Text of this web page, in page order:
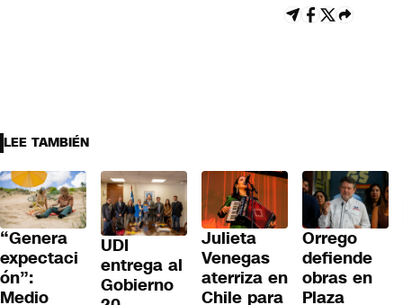
LEE TAMBIÉN
“Genera
expectaci
ón”:
Medio
UDI
entrega al
Gobierno
Julieta
Venegas
aterriza en
Chile para
Orrego
defiende
obras en
Plaza